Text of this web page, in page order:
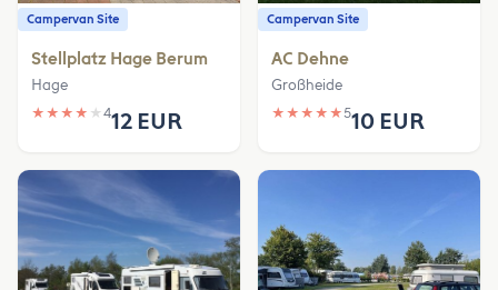
Campervan Site
Stellplatz Hage Berum
Hage
★ ★ ★ ★ ★ 412 EUR
Campervan Site
AC Dehne
Großheide
★ ★ ★ ★ ★510 EUR